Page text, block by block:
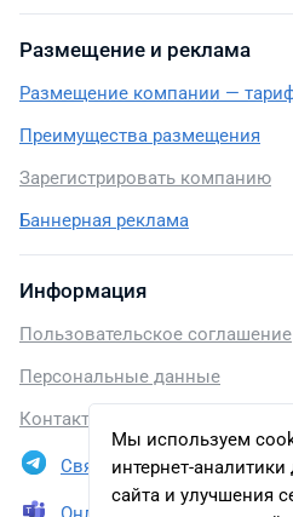
Мы используем
интернет-
сайта и улучшения
Размещение и реклама
Размещение компании —
Преимущества размещения
Зарегистрировать компанию
Баннерная реклама
Информация
Пользовательское соглашение
Персональные данные
Контакты
Связаться в Telegram